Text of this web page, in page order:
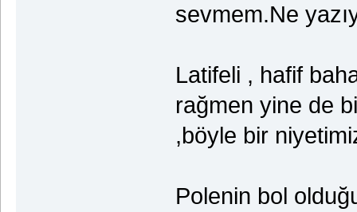
sevmem.Ne
Latifeli , hafif
rağmen yine de
,böyle bir
Polenin bol